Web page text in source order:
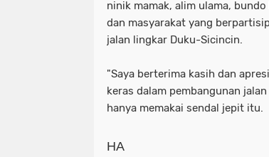
ninik mamak, alim ulama,
dan masyarakat yang
jalan lingkar Duku-Sicincin.
"Saya berterima kasih dan
keras dalam pembangunan
hanya memakai sendal jepit itu.
HA